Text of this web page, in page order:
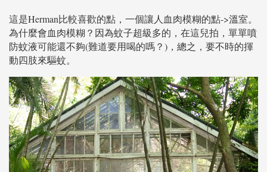
這是Herman比較喜歡的點，一個讓人血肉模糊的點->溫室。
為什麼會血肉模糊？因為蚊子超級多的，在這兒拍，單單噴
防蚊液可能還不夠(難道要用喝的嗎？)，總之，要不時的揮
動四肢來驅蚊。